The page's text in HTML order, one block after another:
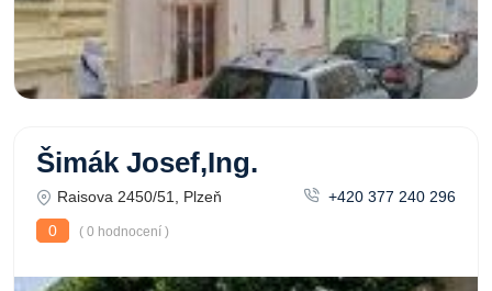
Šimák Josef,Ing.
Raisova 2450/51, Plzeň
+420 377 240 296
0
( 0 hodnocení )